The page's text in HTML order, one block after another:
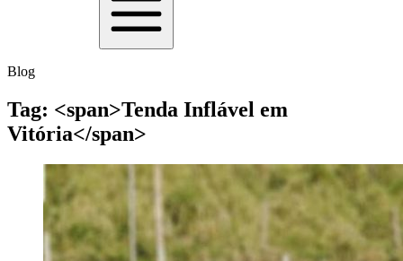
Blog
Tag: <span>Tenda Inflável em
Vitória</span>